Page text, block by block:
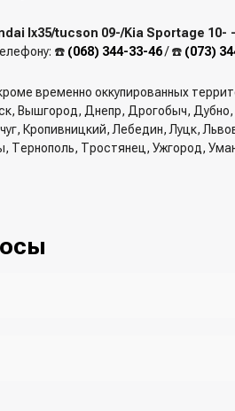
Ix35/tucson 09-/Kia Sportage 10-
☎️ (068) 344-33-46/ ☎️ (073)
временно оккупированных
Вышгород, Днепр, Дрогобыч,
Кропивницкий, Лебедин, Луцк,
Тернополь, Тростянец, Ужгород,